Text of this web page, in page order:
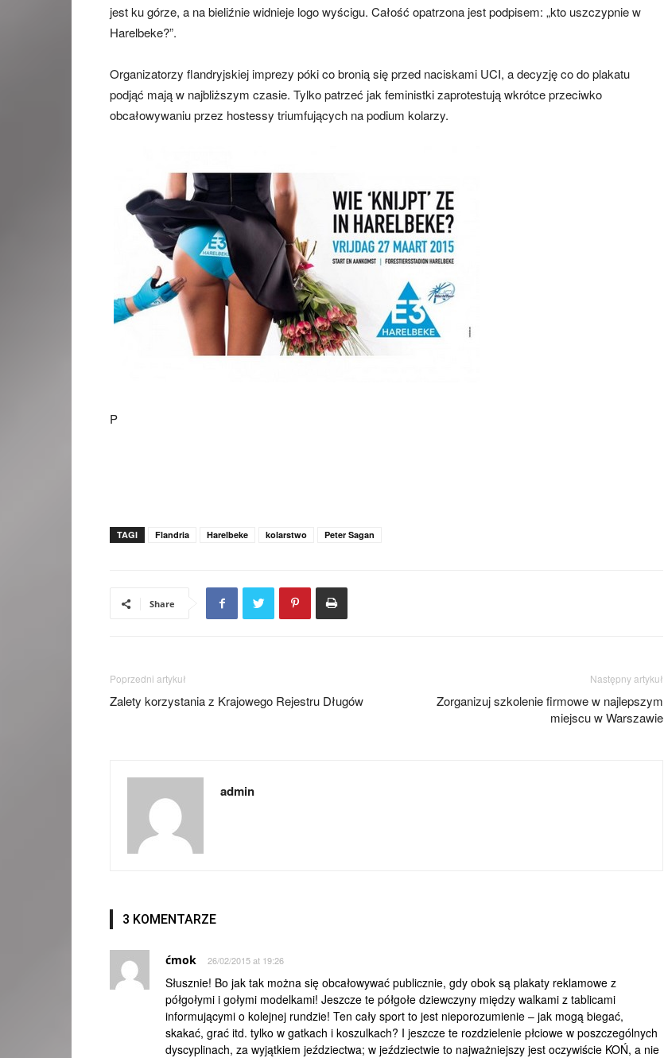
jest ku górze, a na bieliźnie widnieje logo wyścigu. Całość opatrzona jest podpisem: „kto uszczypnie w
Harelbeke?”.
Organizatorzy flandryjskiej imprezy póki co bronią się przed naciskami UCI, a decyzję co do plakatu
podjąć mają w najbliższym czasie. Tylko patrzeć jak feministki zaprotestują wkrótce przeciwko
obcałowywaniu przez hostessy triumfujących na podium kolarzy.
P
TAGI Flandria Harelbeke kolarstwo Peter Sagan
Share
Poprzedni artykuł
Zalety korzystania z Krajowego Rejestru Długów
Następny artykuł
Zorganizuj szkolenie firmowe w najlepszym
miejscu w Warszawie
admin
3 KOMENTARZE
ćmok 26/02/2015 at 19:26
Słusznie! Bo jak tak można się obcałowywać publicznie, gdy obok są plakaty reklamowe z
półgołymi i gołymi modelkami! Jeszcze te półgołe dziewczyny między walkami z tablicami
informującymi o kolejnej rundzie! Ten cały sport to jest nieporozumienie – jak mogą biegać,
skakać, grać itd. tylko w gatkach i koszulkach? I jeszcze te rozdzielenie płciowe w poszczególnych
dyscyplinach, za wyjątkiem jeździectwa; w jeździectwie to najważniejszy jest oczywiście KOŃ, a nie